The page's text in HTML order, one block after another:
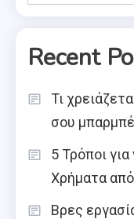
Recent
Τι
σου
5 Τρόποι
Χρήματα
Βρες